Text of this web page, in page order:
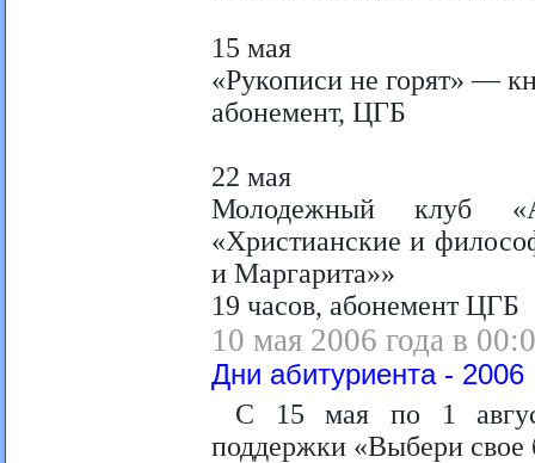
15 мая
«Рукописи не горят» —
абонемент, ЦГБ
22 мая
Молодежный клуб
«Христианские и
и Маргарита»»
19 часов, абонемент ЦГБ
10 мая 2006 года в
Дни абитуриента - 2006
С 15 мая по 1
поддержки «Выбери